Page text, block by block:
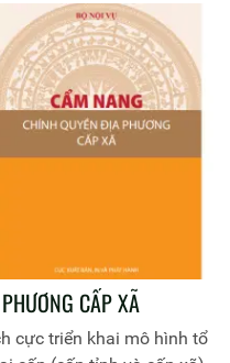
CẤP XÃ
cực triển khai mô hình tổ